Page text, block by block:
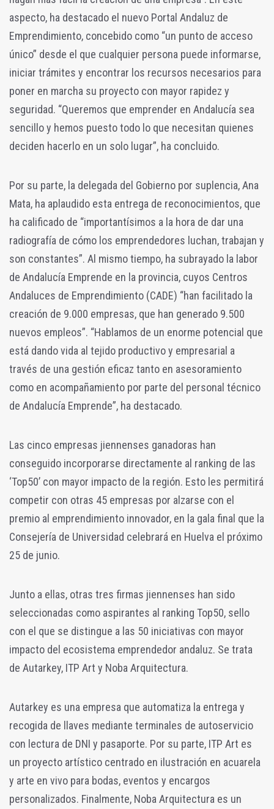
aspecto, ha destacado el nuevo Portal Andaluz de
Emprendimiento, concebido como “un punto de acceso
único” desde el que cualquier persona puede informarse,
iniciar trámites y encontrar los recursos necesarios para
poner en marcha su proyecto con mayor rapidez y
seguridad. “Queremos que emprender en Andalucía sea
sencillo y hemos puesto todo lo que necesitan quienes
deciden hacerlo en un solo lugar”, ha concluido.
Por su parte, la delegada del Gobierno por suplencia, Ana
Mata, ha aplaudido esta entrega de reconocimientos, que
ha calificado de “importantísimos a la hora de dar una
radiografía de cómo los emprendedores luchan, trabajan y
son constantes”. Al mismo tiempo, ha subrayado la labor
de Andalucía Emprende en la provincia, cuyos Centros
Andaluces de Emprendimiento (CADE) “han facilitado la
creación de 9.000 empresas, que han generado 9.500
nuevos empleos”. “Hablamos de un enorme potencial que
está dando vida al tejido productivo y empresarial a
través de una gestión eficaz tanto en asesoramiento
como en acompañamiento por parte del personal técnico
de Andalucía Emprende”, ha destacado.
Las cinco empresas jiennenses ganadoras han
conseguido incorporarse directamente al ranking de las
‘Top50’ con mayor impacto de la región. Esto les permitirá
competir con otras 45 empresas por alzarse con el
premio al emprendimiento innovador, en la gala final que la
Consejería de Universidad celebrará en Huelva el próximo
25 de junio.
Junto a ellas, otras tres firmas jiennenses han sido
seleccionadas como aspirantes al ranking Top50, sello
con el que se distingue a las 50 iniciativas con mayor
impacto del ecosistema emprendedor andaluz. Se trata
de Autarkey, ITP Art y Noba Arquitectura.
Autarkey es una empresa que automatiza la entrega y
recogida de llaves mediante terminales de autoservicio
con lectura de DNI y pasaporte. Por su parte, ITP Art es
un proyecto artístico centrado en ilustración en acuarela
y arte en vivo para bodas, eventos y encargos
personalizados. Finalmente, Noba Arquitectura es un